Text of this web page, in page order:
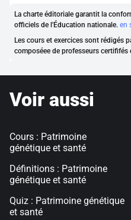
La charte éditoriale garantit la
officiels de l'Éducation nationale. en
Les cours et exercices sont rédigés
composéee de professeurs certififés
Voir aussi
Cours : Patrimoine
génétique et santé
Définitions : Patrimoine
génétique et santé
Quiz : Patrimoine génétique
et santé